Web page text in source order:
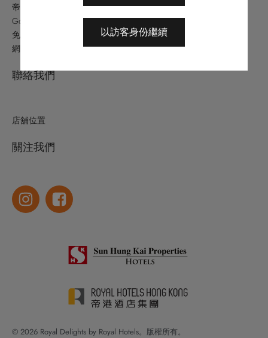
帝港酒店集團
Go Royal (帝賞)
免責條款
網站地圖
聯絡我們
店舖位置
關注我們
© 2026 Royal Delights by Royal Hotels。版權所有。
以訪客身份繼續